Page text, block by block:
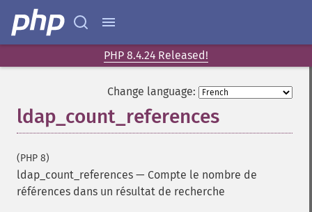
PHP 8.4.24 Released!
Change language:
ldap_count_references
(PHP 8)
ldap_count_references — Compte le nombre de
références dans un résultat de recherche